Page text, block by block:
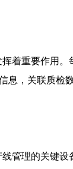
着重要作用
息，关联质检
管理的关键